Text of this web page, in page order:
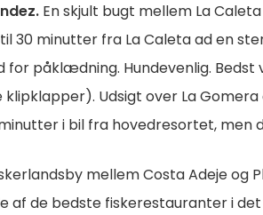
En skjult bugt mellem La
30 minutter fra La Caleta ad en
for påklædning. Hundevenlig.
Udsigt over La
i bil fra hovedresortet, men
mellem Costa Adeje og
af de bedste fiskerestauranter i